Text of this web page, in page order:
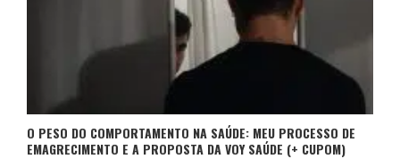
O PESO DO COMPORTAMENTO NA SAÚDE: MEU PROCESSO DE
EMAGRECIMENTO E A PROPOSTA DA VOY SAÚDE (+ CUPOM)